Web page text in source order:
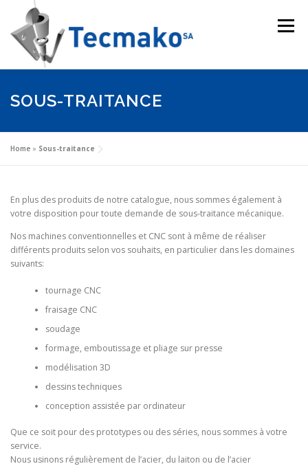
Aller au contenu
Menu
ACCUEIL HISTORIQUE
SOUS-TRAITANCE
SOUS-TRAITANCE
Home » Sous-traitance
En plus des produits de notre catalogue, nous sommes également à
votre disposition pour toute demande de sous-traitance mécanique.
Nos machines conventionnelles et CNC sont à même de réaliser
différents produits selon vos souhaits, en particulier dans les domaines
suivants:
tournage CNC
fraisage CNC
soudage
formage, emboutissage et pliage sur presse
modélisation 3D
dessins techniques
conception assistée par ordinateur
Que ce soit pour des prototypes ou des séries, nous sommes à votre
service.
Nous usinons régulièrement de l’acier, du laiton ou de l’acier